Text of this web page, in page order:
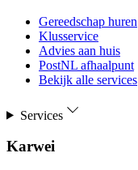
Gereedschap huren
Klusservice
Advies aan huis
PostNL afhaalpunt
Bekijk alle services
Services
Karwei